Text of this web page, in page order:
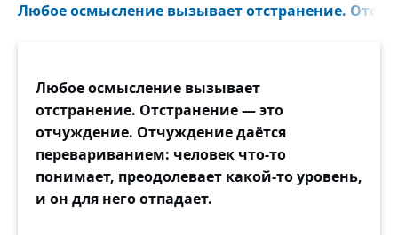
Любое осмысление вызывает отстранение.
Любое осмысление вызывает
отстранение. Отстранение — это
отчуждение. Отчуждение даётся
перевариванием: человек что-то
понимает, преодолевает какой-то уровень,
и он для него отпадает.